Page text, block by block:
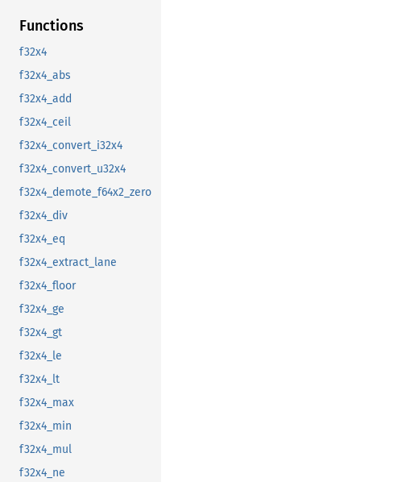
Functions
f32x4
f32x4_abs
f32x4_add
f32x4_ceil
f32x4_convert_i32x4
f32x4_convert_u32x4
f32x4_demote_f64x2_zero
f32x4_div
f32x4_eq
f32x4_extract_lane
f32x4_floor
f32x4_ge
f32x4_gt
f32x4_le
f32x4_lt
f32x4_max
f32x4_min
f32x4_mul
f32x4_ne